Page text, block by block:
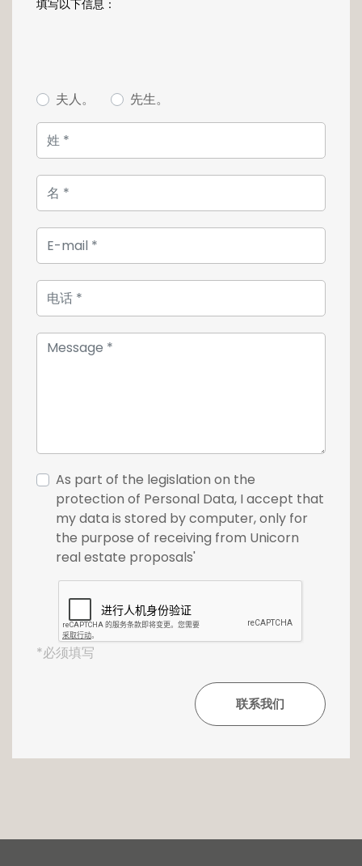
* Caution de 2 mois de loyer
* Possibilité de location pour 6 mois minimum
Disponibilité : 01/08/2026
Pour toute information complémentaire ou
pour organiser une visite, contactez votre
agence au +352 26 54 17 17 ou par e-mail à
l'adresse info@unicorn.lu
填写以下信息：
夫人。 先生。
As part of the legislation on the
protection of Personal Data, I accept that
my data is stored by computer, only for
the purpose of receiving from Unicorn
real estate proposals'
*必须填写